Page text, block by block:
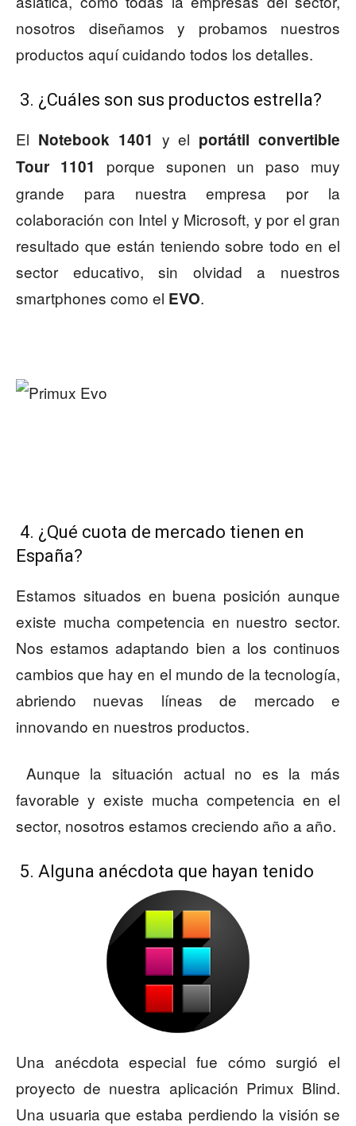
nosotros diseñamos y probamos nuestros
productos aquí cuidando todos los detalles.
3. ¿Cuáles son sus productos estrella?
El Notebook 1401 y el portátil convertible
Tour 1101
porque suponen un paso muy
grande para nuestra empresa por la
colaboración con Intel y Microsoft, y por el gran
resultado que están teniendo sobre todo en el
sector educativo, sin olvidad a nuestros
smartphones como el EVO.
4. ¿Qué cuota de mercado tienen en
España?
Estamos situados en buena posición aunque
existe mucha competencia en nuestro sector.
Nos estamos adaptando bien a los continuos
cambios que hay en el mundo de la tecnología,
abriendo nuevas líneas de mercado e
innovando en nuestros productos.
Aunque la situación actual no es la más
favorable y existe mucha competencia en el
sector, nosotros estamos creciendo año a año.
5. Alguna anécdota que hayan tenido
Una anécdota especial fue cómo surgió el
proyecto de nuestra aplicación Primux Blind.
Una usuaria que estaba perdiendo la visión se